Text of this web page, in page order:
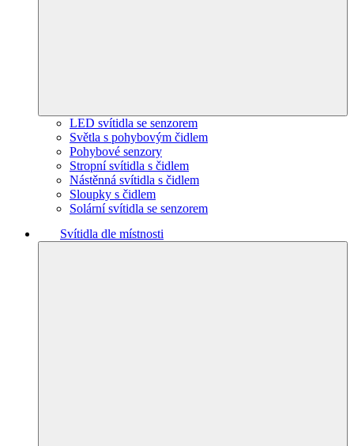
LED svítidla se senzorem
Světla s pohybovým čidlem
Pohybové senzory
Stropní svítidla s čidlem
Nástěnná svítidla s čidlem
Sloupky s čidlem
Solární svítidla se senzorem
Svítidla dle místnosti